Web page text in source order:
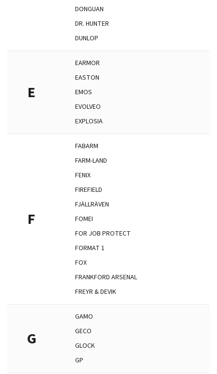
DONGUAN
DR. HUNTER
DUNLOP
E
EARMOR
EASTON
EMOS
EVOLVEO
EXPLOSIA
F
FABARM
FARM-LAND
FENIX
FIREFIELD
FJÄLLRÄVEN
FOMEI
FOR JOB PROTECT
FORMAT 1
FOX
FRANKFORD ARSENAL
FREYR & DEVIK
G
GAMO
GECO
GLOCK
GP